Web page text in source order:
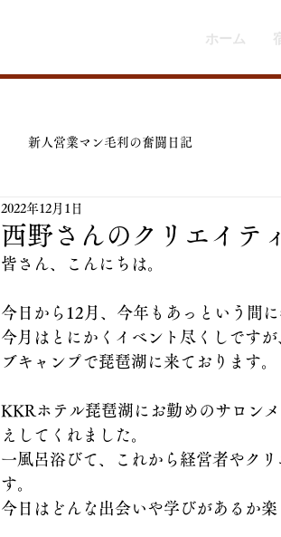
ホーム
新人営業マン毛利の奮闘日記
西野さんのクリエイテ
2022年12月1日
皆さん、こんにちは。
今日から12月、今年もあっという間に
今月はとにかくイベント尽くしです
ブキャンプで琵琶湖に来ております。
KKRホテル琵琶湖にお勤めのサロン
えしてくれました。
一風呂浴びて、これから経営者やク
す。
今日はどんな出会いや学びがあるか楽